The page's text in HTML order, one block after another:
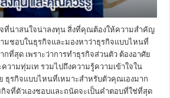
ที่น่าสนใจน่าลงทุน สิ่งที่คุณต้องให้ความสำคัญ
มชอบในธุรกิจและมองหาว่าธุรกิจแบบไหนที่
กที่สุด เพราะว่าการทำธุรกิจส่วนตัว ต้องอาศัย
วามทุ่มเท รวมไปถึงความรู้ความเข้าใจใน
ย ธุรกิจแบบไหนที่เหมาะสำหรับตัวคุณเองมาก
จที่ตัวเองชอบและถนัดจะเป็นคำตอบที่ใช่ที่สุด